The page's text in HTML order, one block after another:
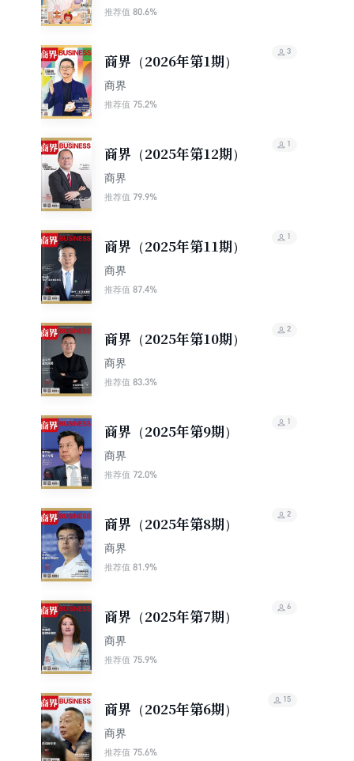
推荐值 80.6%
商界（2026年第1期）
商界
推荐值 75.2%
3
商界（2025年第12期）
商界
推荐值 79.9%
1
商界（2025年第11期）
商界
推荐值 87.4%
1
商界（2025年第10期）
商界
推荐值 83.3%
2
商界（2025年第9期）
商界
推荐值 72.0%
1
商界（2025年第8期）
商界
推荐值 81.9%
2
商界（2025年第7期）
商界
推荐值 75.9%
6
商界（2025年第6期）
商界
推荐值 75.6%
15